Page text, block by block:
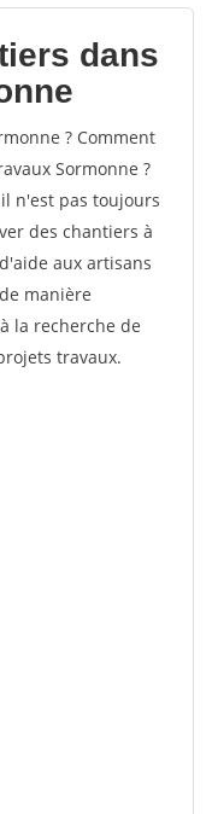
dans
? Comment
Sormonne ?
n'est pas toujours
des chantiers à
aux artisans
manière
la recherche de
travaux.